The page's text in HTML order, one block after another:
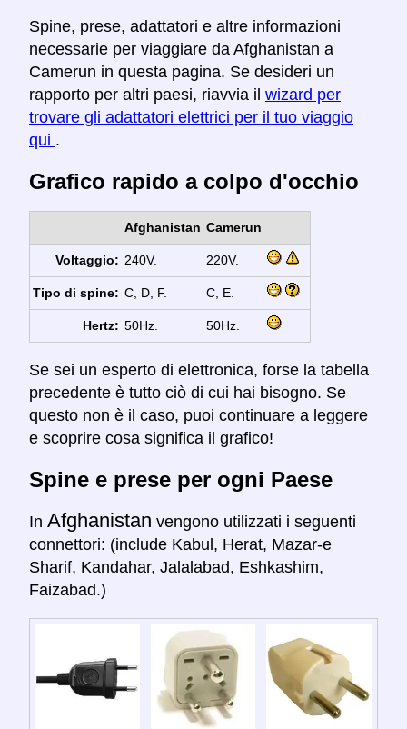
Spine, prese, adattatori e altre informazioni
necessarie per viaggiare da Afghanistan a
Camerun in questa pagina. Se desideri un
rapporto per altri paesi, riavvia il wizard per
trovare gli adattatori elettrici per il tuo viaggio
qui .
Grafico rapido a colpo d'occhio
Afghanistan Camerun
Voltaggio: 240V. 220V.
Tipo di spine: C, D, F. C, E.
Hertz: 50Hz. 50Hz.
Se sei un esperto di elettronica, forse la tabella
precedente è tutto ciò di cui hai bisogno. Se
questo non è il caso, puoi continuare a leggere
e scoprire cosa significa il grafico!
Spine e prese per ogni Paese
In Afghanistan vengono utilizzati i seguenti
connettori: (include Kabul, Herat, Mazar-e
Sharif, Kandahar, Jalalabad, Eshkashim,
Faizabad.)